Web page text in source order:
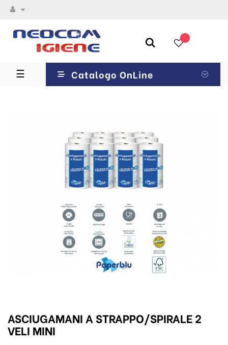

navigazione
Toggle
☰ Catalogo OnLine
ASCIUGAMANI A STRAPPO/SPIRALE 2
VELI MINI